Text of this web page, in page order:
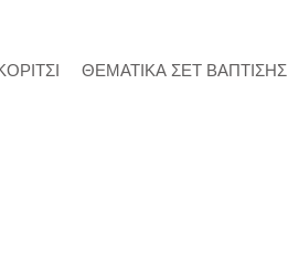
ΘΕΜΑΤΙΚΑ ΣΕΤ ΒΑΠΤΙΣΗΣ